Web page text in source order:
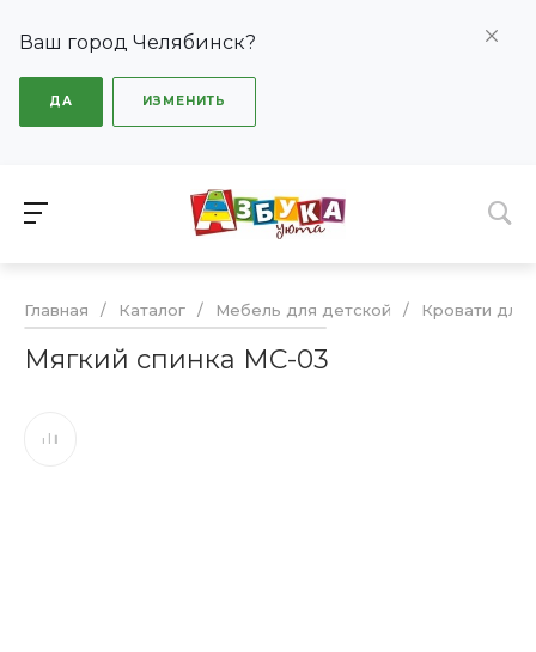
Ваш город Челябинск?
ДА ИЗМЕНИТЬ
Главная / Каталог / Мебель для детской / Кровати для
Мягкий спинка МС-03